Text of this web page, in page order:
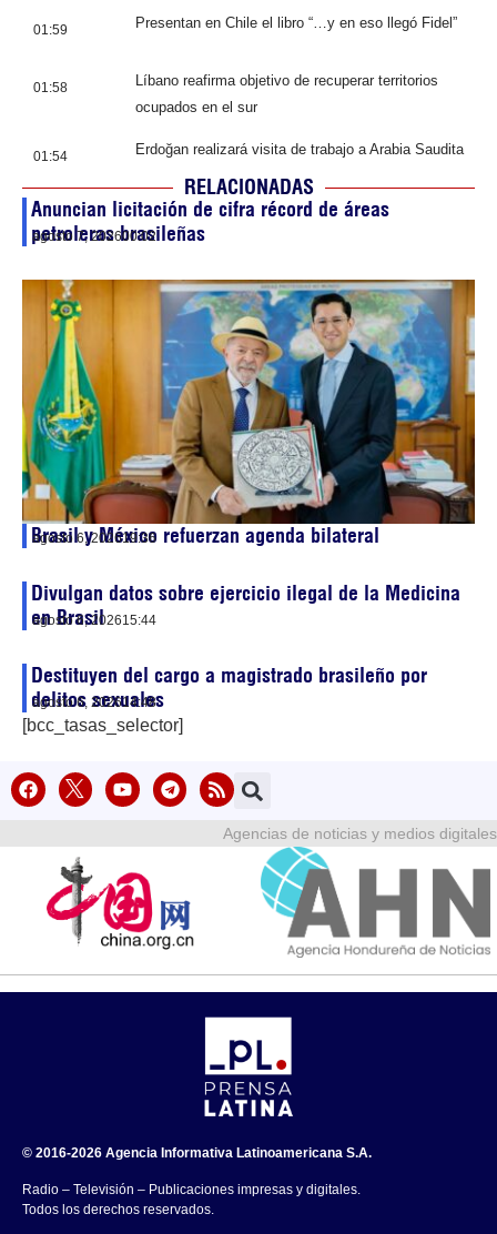
01:59 Presentan en Chile el libro “…y en eso llegó Fidel”
01:58
Líbano reafirma objetivo de recuperar territorios
ocupados en el sur
01:54 Erdoğan realizará visita de trabajo a Arabia Saudita
RELACIONADAS
Anuncian licitación de cifra récord de áreas
petroleras brasileñas
agosto 7, 202600:02
Brasil y México refuerzan agenda bilateral
agosto 6, 202619:36
Divulgan datos sobre ejercicio ilegal de la Medicina
en Brasil
agosto 6, 202615:44
Destituyen del cargo a magistrado brasileño por
delitos sexuales
agosto 6, 202614:48
[bcc_tasas_selector]
Agencias de noticias y medios digitales
© 2016-2026 Agencia Informativa Latinoamericana S.A.
Radio – Televisión – Publicaciones impresas y digitales.
Todos los derechos reservados.